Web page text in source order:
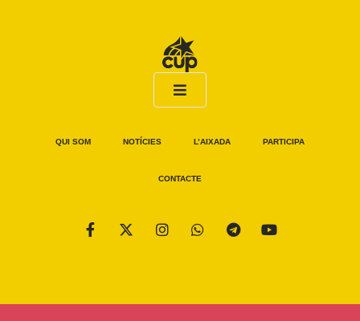
QUI SOM NOTÍCIES L’AIXADA PARTICIPA
CONTACTE